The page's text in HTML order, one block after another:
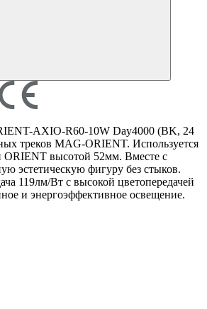
AXIO-R60-10W Day4000 (BK, 24
треков MAG-ORIENT. Используется
ORIENT высотой 52мм. Вместе с
эстетическую фигуру без стыков.
119лм/Вт с высокой цветопередачей
и энергоэффективное освещение.